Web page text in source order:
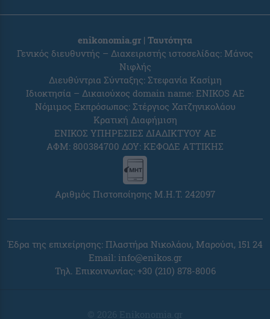
enikonomia.gr | Ταυτότητα
Γενικός διευθυντής – Διαχειριστής ιστοσελίδας: Μάνος
Νιφλής
Διευθύντρια Σύνταξης: Στεφανία Κασίμη
Ιδιοκτησία – Δικαιούχος domain name: ENIKOS AE
Νόμιμος Εκπρόσωπος: Στέργιος Χατζηνικολάου
Κρατική Διαφήμιση
ΕΝΙΚΟΣ ΥΠΗΡΕΣΙΕΣ ΔΙΑΔΙΚΤΥΟΥ ΑΕ
ΑΦΜ: 800384700 ΔΟΥ: ΚΕΦΟΔΕ ΑΤΤΙΚΗΣ
Αριθμός Πιστοποίησης Μ.Η.Τ. 242097
Έδρα της επιχείρησης: Πλαστήρα Νικολάου, Μαρούσι, 151 24
Email: info@enikos.gr
Τηλ. Επικοινωνίας: +30 (210) 878-8006